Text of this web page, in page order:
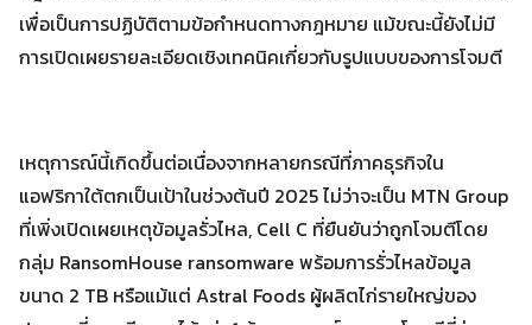
เพื่อเป็นการปฏิบัติตามข้อกำหนดทางกฎหมาย แม้ขณะนี้ยังไม่มี
การเปิดเผยรายละเอียดเชิงเทคนิคเกี่ยวกับรูปแบบของการโจมตี
เหตุการณ์นี้เกิดขึ้นต่อเนื่องจากหลายกรณีที่ภาคธุรกิจใน
แอฟริกาใต้ตกเป็นเป้าในช่วงต้นปี 2025 ไม่ว่าจะเป็น MTN Group
ที่เพิ่งเปิดเผยเหตุข้อมูลรั่วไหล, Cell C ที่ยืนยันว่าถูกโจมตีโดย
กลุ่ม RansomHouse ransomware พร้อมการรั่วไหลข้อมูล
ขนาด 2 TB หรือแม้แต่ Astral Foods ผู้ผลิตไก่รายใหญ่ของ